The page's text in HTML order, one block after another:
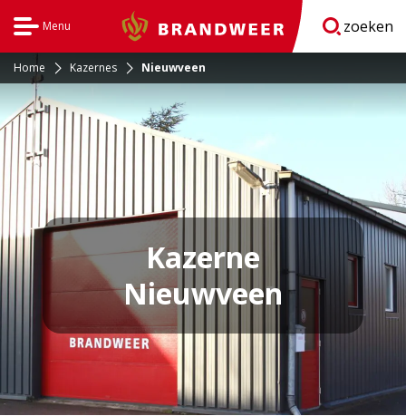
Menu Brandweer zoeken
Home Kazernes Nieuwveen
Kazerne
Nieuwveen